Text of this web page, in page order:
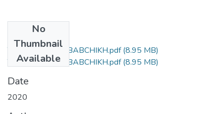
No
Thumbnail
Available
Thèse Mohamed BABCHIKH.pdf(8.95 MB)
Thèse Mohamed BABCHIKH.pdf(8.95 MB)
Date
2020